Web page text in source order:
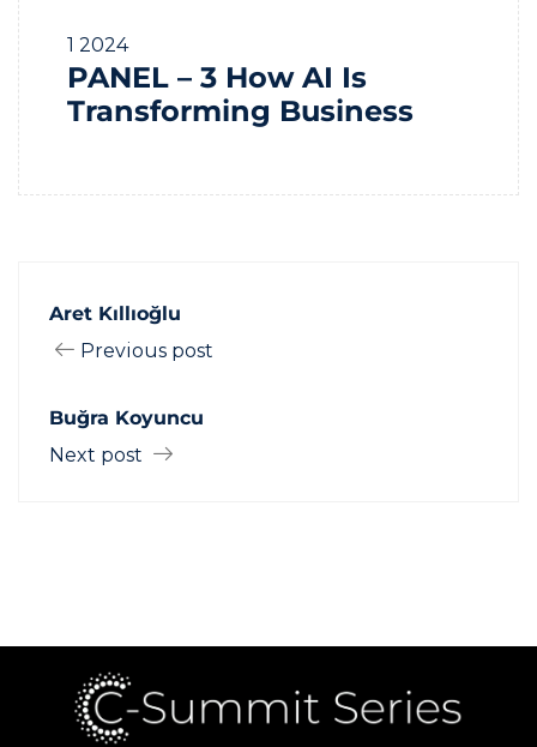
1 2024
PANEL – 3 How AI Is
Transforming Business
Aret Kıllıoğlu
Previous post
Buğra Koyuncu
Next post